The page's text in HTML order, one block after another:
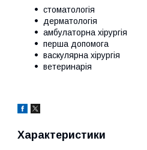
стоматологія
дерматологія
амбулаторна хірургія
перша допомога
васкулярна хірургія
ветеринарія
Характеристики